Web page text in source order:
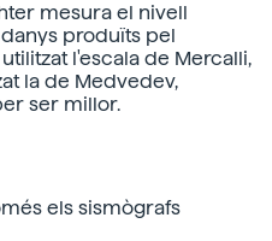
mesura el nivell
produïts pel
l'escala de Mercalli,
la de Medvedev,
ser millor.
els sismògrafs